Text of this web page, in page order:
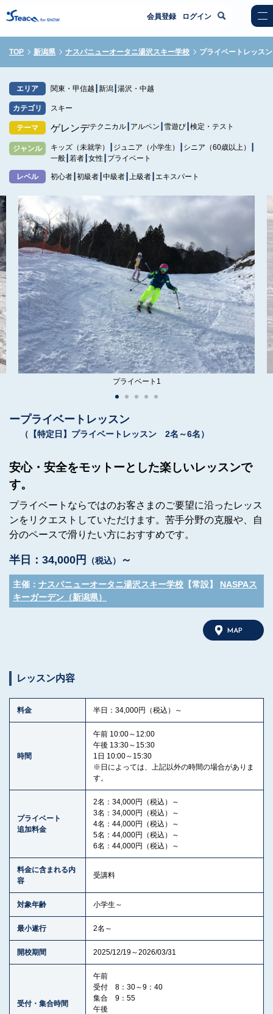
会員登録 ログイン
TOP 新潟県 ナスパニューオータニ湯沢スキー学校 プライベートレッスン
エリア 関東・甲信越 新潟 湯沢・中越
カテゴリ スキー
テーマ ゲレンデテクニカル アルペン 雪遊び 検定・テスト
ジャンル キッズ（未就学） ジュニア（小学生）
シニア（60歳以上）
一般 若者 女性 プライベート
レベル 初心者 初級者 中級者 上級者 エキスパート
プライベート1
プライベートレッスン
（【特定日】プライベートレッスン 2名～6名）
安心・安全をモットーとした楽しいレッスンで
す。
プライベートならではのお客さまのご要望に沿ったレッス
ンをリクエストしていただけます。苦手分野の克服や、自
分のペースで滑りたい方におすすめです。
半日：34,000円 （税込） ～
主催： ナスパニューオータニ湯沢スキー学校 【常設】 NASPAス
キーガーデン（新潟県）
MAP
レッスン内容
料金 半日：34,000円（税込）～
時間
午前 10:00～12:00
午後 13:30～15:30
1日 10:00～15:30
※日によっては、上記以外の時間の場合がありま
す。
プライベート
追加料金
2名：34,000円（税込）～
3名：34,000円（税込）～
4名：44,000円（税込）～
5名：44,000円（税込）～
6名：44,000円（税込）～
料金に含まれる内
容
受講料
対象年齢 小学生～
最小遂行 2名～
開校期間 2025/12/19～2026/03/31
受付・集合時間
午前
受付 8：30～9：40
集合 9：55
午後